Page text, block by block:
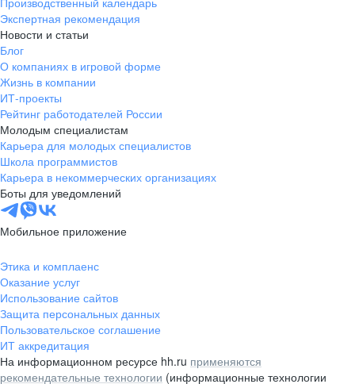
Экспертная рекомендация
Новости и статьи
Блог
О компаниях в игровой форме
Жизнь в компании
ИТ-проекты
Рейтинг работодателей России
Молодым специалистам
Карьера для молодых специалистов
Школа программистов
Карьера в некоммерческих организациях
Боты для уведомлений
Мобильное приложение
Этика и комплаенс
Оказание услуг
Использование сайтов
Защита персональных данных
Пользовательское соглашение
ИТ аккредитация
На информационном ресурсе hh.ru применяются
рекомендательные технологии (информационные технологии